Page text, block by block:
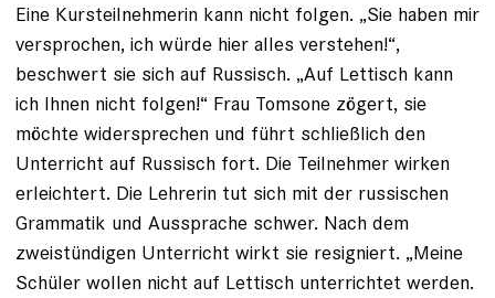
Eine Kursteilnehmerin kann nicht folgen. „Sie haben mir
versprochen, ich würde hier alles verstehen!“,
beschwert sie sich auf Russisch. „Auf Lettisch kann
ich Ihnen nicht folgen!“ Frau Tomsone zögert, sie
möchte widersprechen und führt schließlich den
Unterricht auf Russisch fort. Die Teilnehmer wirken
erleichtert. Die Lehrerin tut sich mit der russischen
Grammatik und Aussprache schwer. Nach dem
zweistündigen Unterricht wirkt sie resigniert. „Meine
Schüler wollen nicht auf Lettisch unterrichtet werden.